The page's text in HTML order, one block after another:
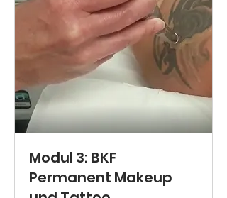
Modul 3: BKF
Permanent Makeup